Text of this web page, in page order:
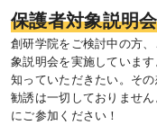
保護者対象説明
創研学院をご検討中の方
象説明会を実施していま
知っていただきたい。そ
勧誘は一切しておりませ
にご参加ください！